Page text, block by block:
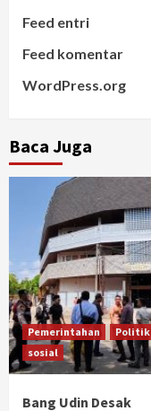
Feed entri
Feed komentar
WordPress.org
Baca Juga
Pemerintahan
Politik
sosial
Bang Udin Desak